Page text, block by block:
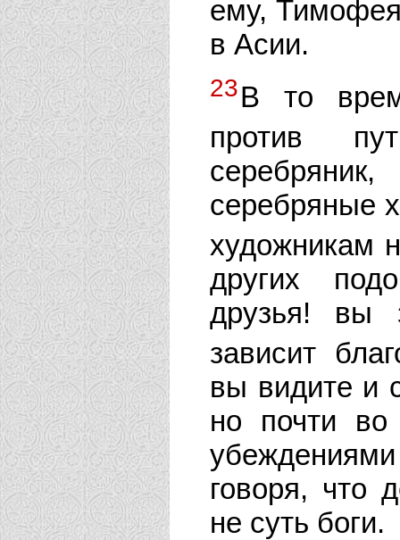
ему,
в Асии.
23В то
против
серебряные
художникам
других
друзья! вы
зависит
вы видите и
но почти
говоря, что
не суть боги.